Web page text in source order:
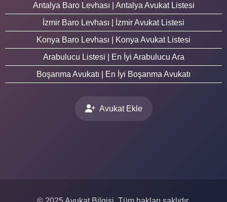
Antalya Baro Levhası | Antalya Avukat Listesi
İzmir Baro Levhası | İzmir Avukat Listesi
Konya Baro Levhası | Konya Avukat Listesi
Arabulucu Listesi | En İyi Arabulucu Ara
Boşanma Avukatı | En İyi Boşanma Avukatı
Avukat Ekle